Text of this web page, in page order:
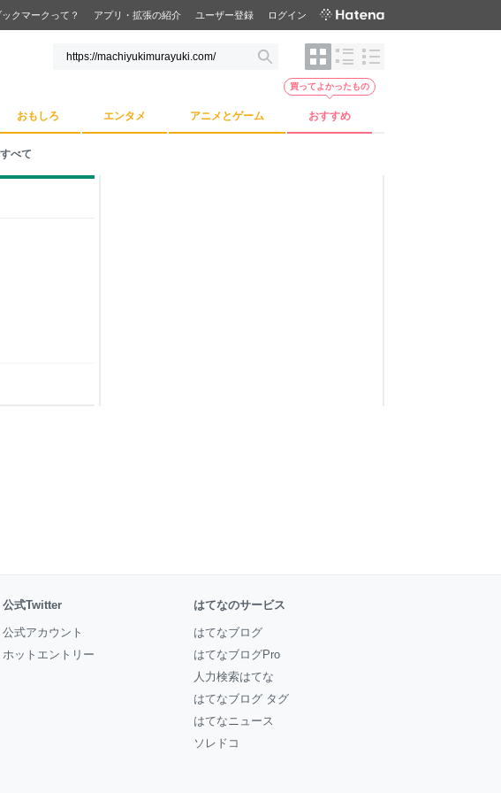
クマークって？ アプリ・拡張の紹介 ユーザー登録 ログイン
おもしろ エンタメ アニメとゲーム おすすめ
買ってよかったもの
すべて
公式Twitter
公式アカウント
ホットエントリー
はてなのサービス
はてなブログ
はてなブログPro
人力検索はてな
はてなブログ タグ
はてなニュース
ソレドコ